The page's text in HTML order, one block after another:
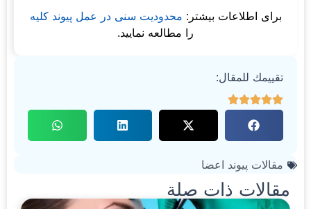
برای اطلاعات بیشتر: محدودیت سنی در عمل پیوند کلیه
را مطالعه نمایید.
تقييمك للمقال:
مقالات پیوند اعضا
مقالات ذات صلة